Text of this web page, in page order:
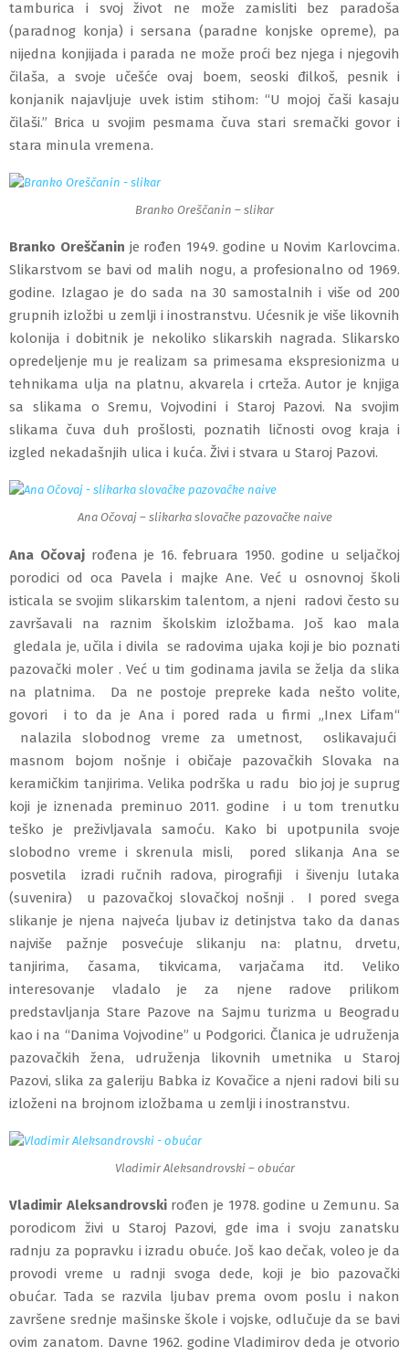
tamburica i svoj život ne može zamisliti bez paradoša
(paradnog konja) i sersana (paradne konjske opreme), pa
nijedna konjijada i parada ne može proći bez njega i njegovih
čilaša, a svoje učešće ovaj boem, seoski đilkoš, pesnik i
konjanik najavljuje uvek istim stihom: “U mojoj čaši kasaju
čilaši.” Brica u svojim pesmama čuva stari sremački govor i
stara minula vremena.
Branko Oreščanin – slikar
Branko Oreščanin je rođen 1949. godine u Novim Karlovcima.
Slikarstvom se bavi od malih nogu, a profesionalno od 1969.
godine. Izlagao je do sada na 30 samostalnih i više od 200
grupnih izložbi u zemlji i inostranstvu. Ućesnik je više likovnih
kolonija i dobitnik je nekoliko slikarskih nagrada. Slikarsko
opredeljenje mu je realizam sa primesama ekspresionizma u
tehnikama ulja na platnu, akvarela i crteža. Autor je knjiga
sa slikama o Sremu, Vojvodini i Staroj Pazovi. Na svojim
slikama čuva duh prošlosti, poznatih ličnosti ovog kraja i
izgled nekadašnjih ulica i kuća. Živi i stvara u Staroj Pazovi.
Ana Očovaj – slikarka slovačke pazovačke naive
Ana Očovajrođena je 16. februara 1950. godine u seljačkoj
porodici od oca Pavela i majke Ane. Već u osnovnoj školi
isticala se svojim slikarskim talentom, a njeni radovi često su
završavali na raznim školskim izložbama. Još kao mala
gledala je, učila i divila se radovima ujaka koji je bio poznati
pazovački moler . Već u tim godinama javila se želja da slika
na platnima. Da ne postoje prepreke kada nešto volite,
govori i to da je Ana i pored rada u firmi „Inex Lifam“
nalazila slobodnog vreme za umetnost, oslikavajući
masnom bojom nošnje i običaje pazovačkih Slovaka na
keramičkim tanjirima. Velika podrška u radu bio joj je suprug
koji je iznenada preminuo 2011. godine i u tom trenutku
teško je preživljavala samoću. Kako bi upotpunila svoje
slobodno vreme i skrenula misli, pored slikanja Ana se
posvetila izradi ručnih radova, pirografiji i šivenju lutaka
(suvenira) u pazovačkoj slovačkoj nošnji . I pored svega
slikanje je njena najveća ljubav iz detinjstva tako da danas
najviše pažnje posvećuje slikanju na: platnu, drvetu,
tanjirima, časama, tikvicama, varjačama itd. Veliko
interesovanje vladalo je za njene radove prilikom
predstavljanja Stare Pazove na Sajmu turizma u Beogradu
kao i na “Danima Vojvodine” u Podgorici. Članica je udruženja
pazovačkih žena, udruženja likovnih umetnika u Staroj
Pazovi, slika za galeriju Babka iz Kovačice a njeni radovi bili su
izloženi na brojnom izložbama u zemlji i inostranstvu.
Vladimir Aleksandrovski – obućar
Vladimir Aleksandrovskirođen je 1978. godine u Zemunu. Sa
porodicom živi u Staroj Pazovi, gde ima i svoju zanatsku
radnju za popravku i izradu obuće. Još kao dečak, voleo je da
provodi vreme u radnji svoga dede, koji je bio pazovački
obućar. Tada se razvila ljubav prema ovom poslu i nakon
završene srednje mašinske škole i vojske, odlučuje da se bavi
ovim zanatom. Davne 1962. godine Vladimirov deda je otvorio